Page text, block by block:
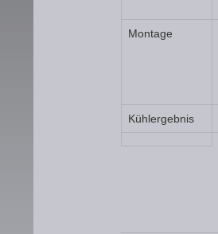
Montage
Kühlergebnis